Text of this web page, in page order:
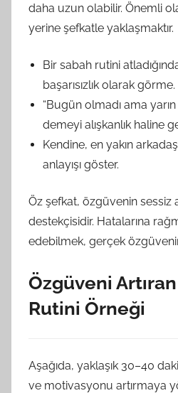
daha uzun olabilir. Önemli
yerine şefkatle yaklaşmaktır.
Bir sabah rutini
başarısızlık olarak görme.
“Bugün olmadı ama
demeyi alışkanlık haline
Kendine, en yakın
anlayışı göster.
Öz şefkat, özgüvenin
destekçisidir. Hatalarına
edebilmek, gerçek
Özgüveni
Rutini Örneği
Aşağıda, yaklaşık 30–40
ve motivasyonu artırmaya